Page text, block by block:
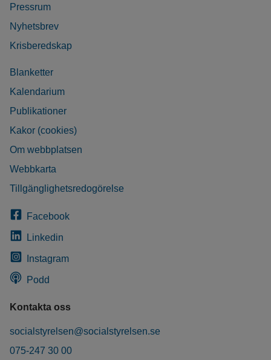
Pressrum
Nyhetsbrev
Krisberedskap
Blanketter
Kalendarium
Publikationer
Kakor (cookies)
Om webbplatsen
Webbkarta
Tillgänglighetsredogörelse
Facebook
Linkedin
Instagram
Podd
Kontakta oss
socialstyrelsen@socialstyrelsen.se
075-247 30 00